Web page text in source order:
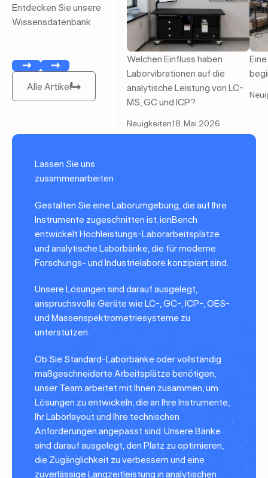
Entdecken Sie unsere
Wissensdatenbank
VorherigeWeiterAlle Artikel
Alle Artikel
Welchen Einfluss haben
Laborvibrationen auf die
analytische Leistung von LC-
MS, GC und ICP?
Neuigkeiten18. Mai 2026
Lassen Sie uns
zusammenarbeiten
Gestalten Sie eine Laborumgebung, die auf Ihre
Instrumente zugeschnitten ist. ionBench
entwickelt Hochleistungs-Laborarbeitsplätze
und analytische Laborbänke, die für moderne
Forschungs- und Industrielabore konzipiert sind.
Unsere Lösungen sind darauf ausgelegt,
anspruchsvolle Geräte wie LC-, GC-, ICP-, OES-
und Massenspektrometriesysteme zu
unterstützen.
Ob Sie Standard-Laborbänke oder vollständig
maßgeschneiderte Arbeitsplätze benötigen,
unser Team arbeitet mit Ihnen zusammen, um
Lösungen zu entwickeln, die an Ihre Instrumente,
Ihr Laborlayout und Ihre technischen
Anforderungen angepasst sind. Unsere Bänke
sind darauf ausgelegt, den Platz zu optimieren,
die Zugänglichkeit zu verbessern und eine
zuverlässige Langzeitleistung in analytischen